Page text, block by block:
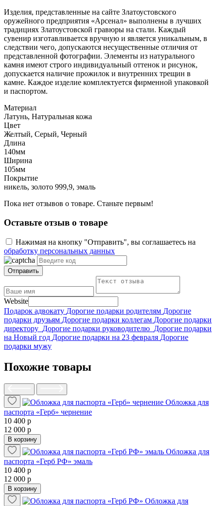
Изделия, представленные на сайте Златоустовского
оружейного предприятия «Арсенал» выполнены в лучших
традициях Златоустовской гравюры на стали. Каждый
сувенир изготавливается вручную и является уникальным, в
следствии чего, допускаются несущественные отличия от
представленной фотографии. Элементы из натурального
камня имеют строго индивидуальный оттенок и рисунок,
допускается наличие прожилок и внутренних трещин в
камне. Каждое изделие комплектуется фирменной упаковкой
и паспортом.
Материал
Латунь, Натуральная кожа
Цвет
Желтый, Серый, Черный
Длина
140мм
Ширина
105мм
Покрытие
никель, золото 999,9, эмаль
Пока нет отзывов о товаре. Станьте первым!
Оставьте отзыв о товаре
Нажимая на кнопку "Отправить", вы соглашаетесь на
обработку персональных данных
Отправить
Website
Подарок адвокату Дорогие подарки родителям Дорогие
подарки друзьям Дорогие подарки коллегам Дорогие подарки
директору Дорогие подарки руководителю Дорогие подарки
на Новый год Дорогие подарки на 23 февраля Дорогие
подарки мужу
Похожие товары
Обложка для
паспорта «Герб» чернение
10 400 р
12 000 р
В корзину
Обложка для
паспорта «Герб РФ» эмаль
10 400 р
12 000 р
В корзину
Обложка для